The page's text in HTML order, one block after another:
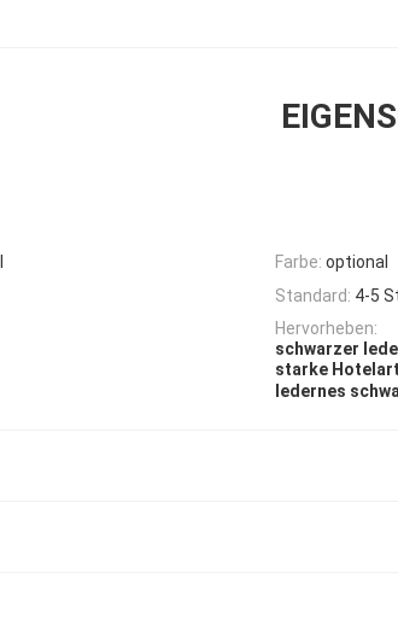
Farbe: optional
Standard: 4-5
Hervorheben:
schwarzer
starke
ledernes